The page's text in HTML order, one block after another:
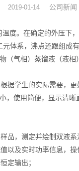
2019-01-14 公司新闻
。在确定的外压下，
体系，沸点还跟组成
（气相）蒸馏液（液
据学生的实际需要，
，使用简便，显示清
，测定并绘制双液系
及实时功率信息，操
定输出；